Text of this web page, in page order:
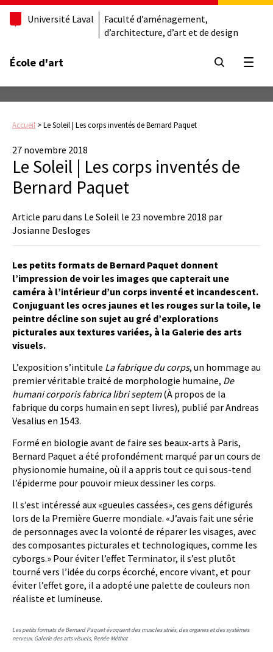
Université Laval
Faculté d’aménagement,
d’architecture, d’art et de design
École d'art
Accueil >Le Soleil | Les corps inventés de Bernard Paquet
27 novembre 2018
Le Soleil | Les corps inventés de
Bernard Paquet
Article paru dans Le Soleil le 23 novembre 2018 par
Josianne Desloges
Les petits formats de Bernard Paquet donnent
l’impression de voir les images que capterait une
caméra à l’intérieur d’un corps inventé et incandescent.
Conjuguant les ocres jaunes et les rouges sur la toile, le
peintre décline son sujet au gré d’explorations
picturales aux textures variées, à la Galerie des arts
visuels.
L’exposition s’intitule La fabrique du corps, un hommage au
premier véritable traité de morphologie humaine, De
humani corporis fabrica libri septem(À propos de la
fabrique du corps humain en sept livres), publié par Andreas
Vesalius en 1543.
Formé en biologie avant de faire ses beaux-arts à Paris,
Bernard Paquet a été profondément marqué par un cours de
physionomie humaine, où il a appris tout ce qui sous-tend
l’épiderme pour pouvoir mieux dessiner les corps.
Il s’est intéressé aux «gueules cassées», ces gens défigurés
lors de la Première Guerre mondiale. «J’avais fait une série
de personnages avec la volonté de réparer les visages, avec
des composantes picturales et technologiques, comme les
cyborgs.» Pour éviter l’effet Terminator, il s’est plutôt
tourné vers l’idée du corps écorché, encore vivant, et pour
éviter l’effet gore, il a adopté une palette de couleurs non
réaliste et lumineuse.
Les petits formats de Bernard Paquet évoquent des muscles striés, des organes et des systèmes
nerveux. Galerie des arts visuels, Renée Méthot